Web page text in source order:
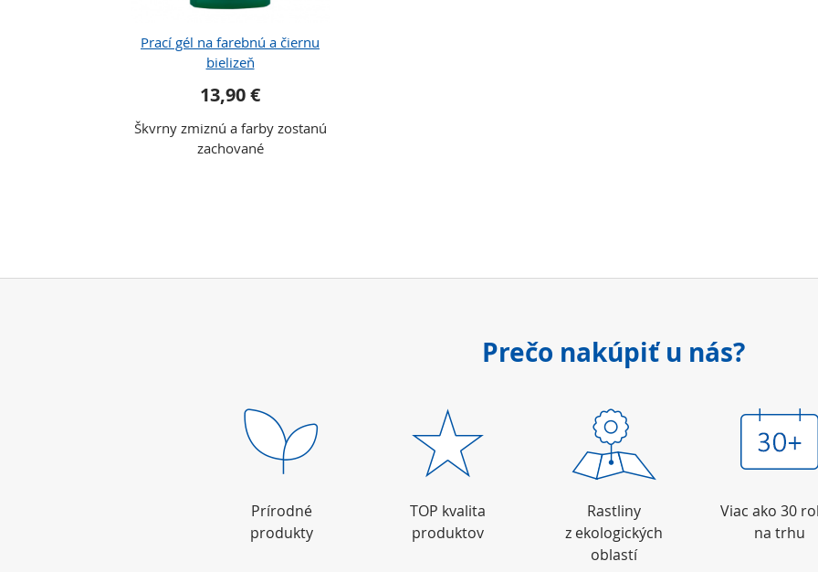
Prací gél na farebnú a čiernu
bielizeň
13,90 €
Škvrny zmiznú a farby zostanú
zachované
Prečo nakúpiť u nás?
Prírodné
produkty
TOP kvalita
produktov
Rastliny
z ekologických
oblastí
Viac ako 30
na trhu